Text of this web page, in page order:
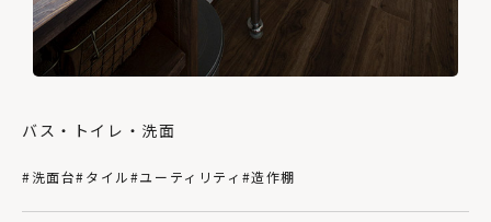
バス・トイレ・洗面
#洗面台#タイル#ユーティリティ #造作棚